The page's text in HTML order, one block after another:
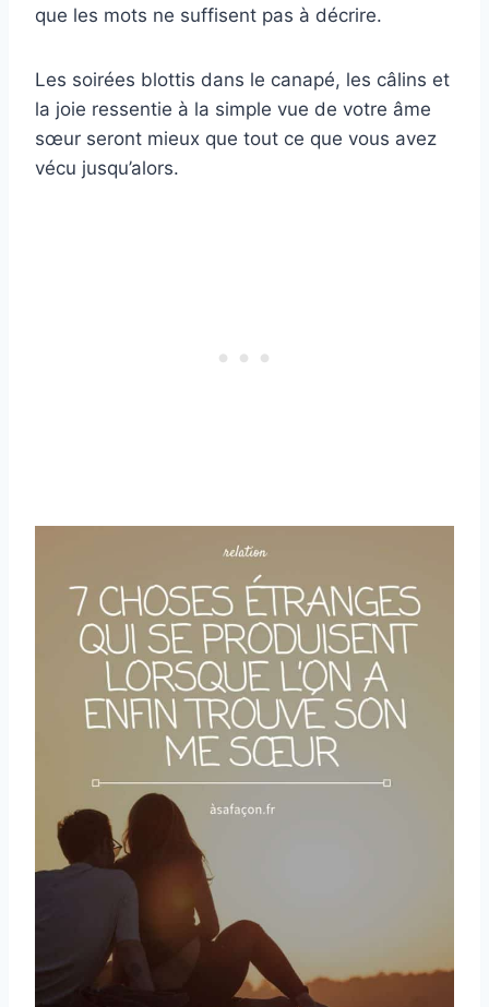
que les mots ne suffisent pas à décrire.
Les soirées blottis dans le canapé, les câlins et
la joie ressentie à la simple vue de votre âme
sœur seront mieux que tout ce que vous avez
vécu jusqu’alors.